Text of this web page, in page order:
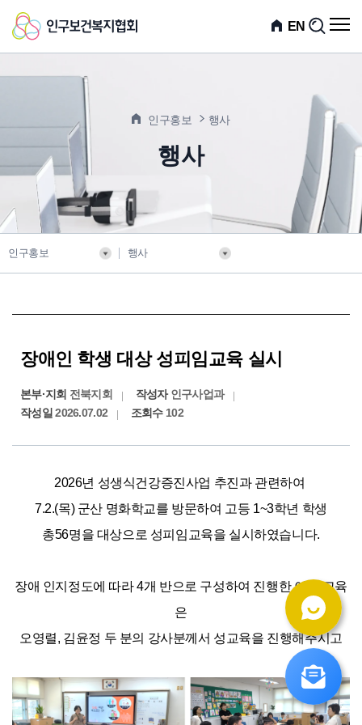
인
구
복
지
협
회
EN
검
전
메
인구홍보
행사
행사
인구홍보 행사
장애인 학생 대상 성피임교육 실시
본부·지회 전북지회 작성자인구사업과
작성일 2026.07.02 조회수102
﻿2026년 성생식건강증진사업 추진과 관련하여
7.2.(목) 군산 명화학교를 방문하여 고등 1~3학년 학생
총56명을 대상으로 성피임교육을 실시하였습니다.
장애 인지정도에 따라 4개 반으로 구성하여 진행한 이날 교육
은
오영렬, 김윤정 두 분의 강사분께서 성교육을 진행해주시고